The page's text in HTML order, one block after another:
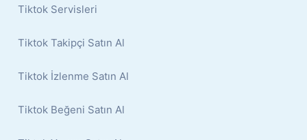
Tiktok Servisleri
Tiktok Takipçi Satın Al
Tiktok İzlenme Satın Al
Tiktok Beğeni Satın Al